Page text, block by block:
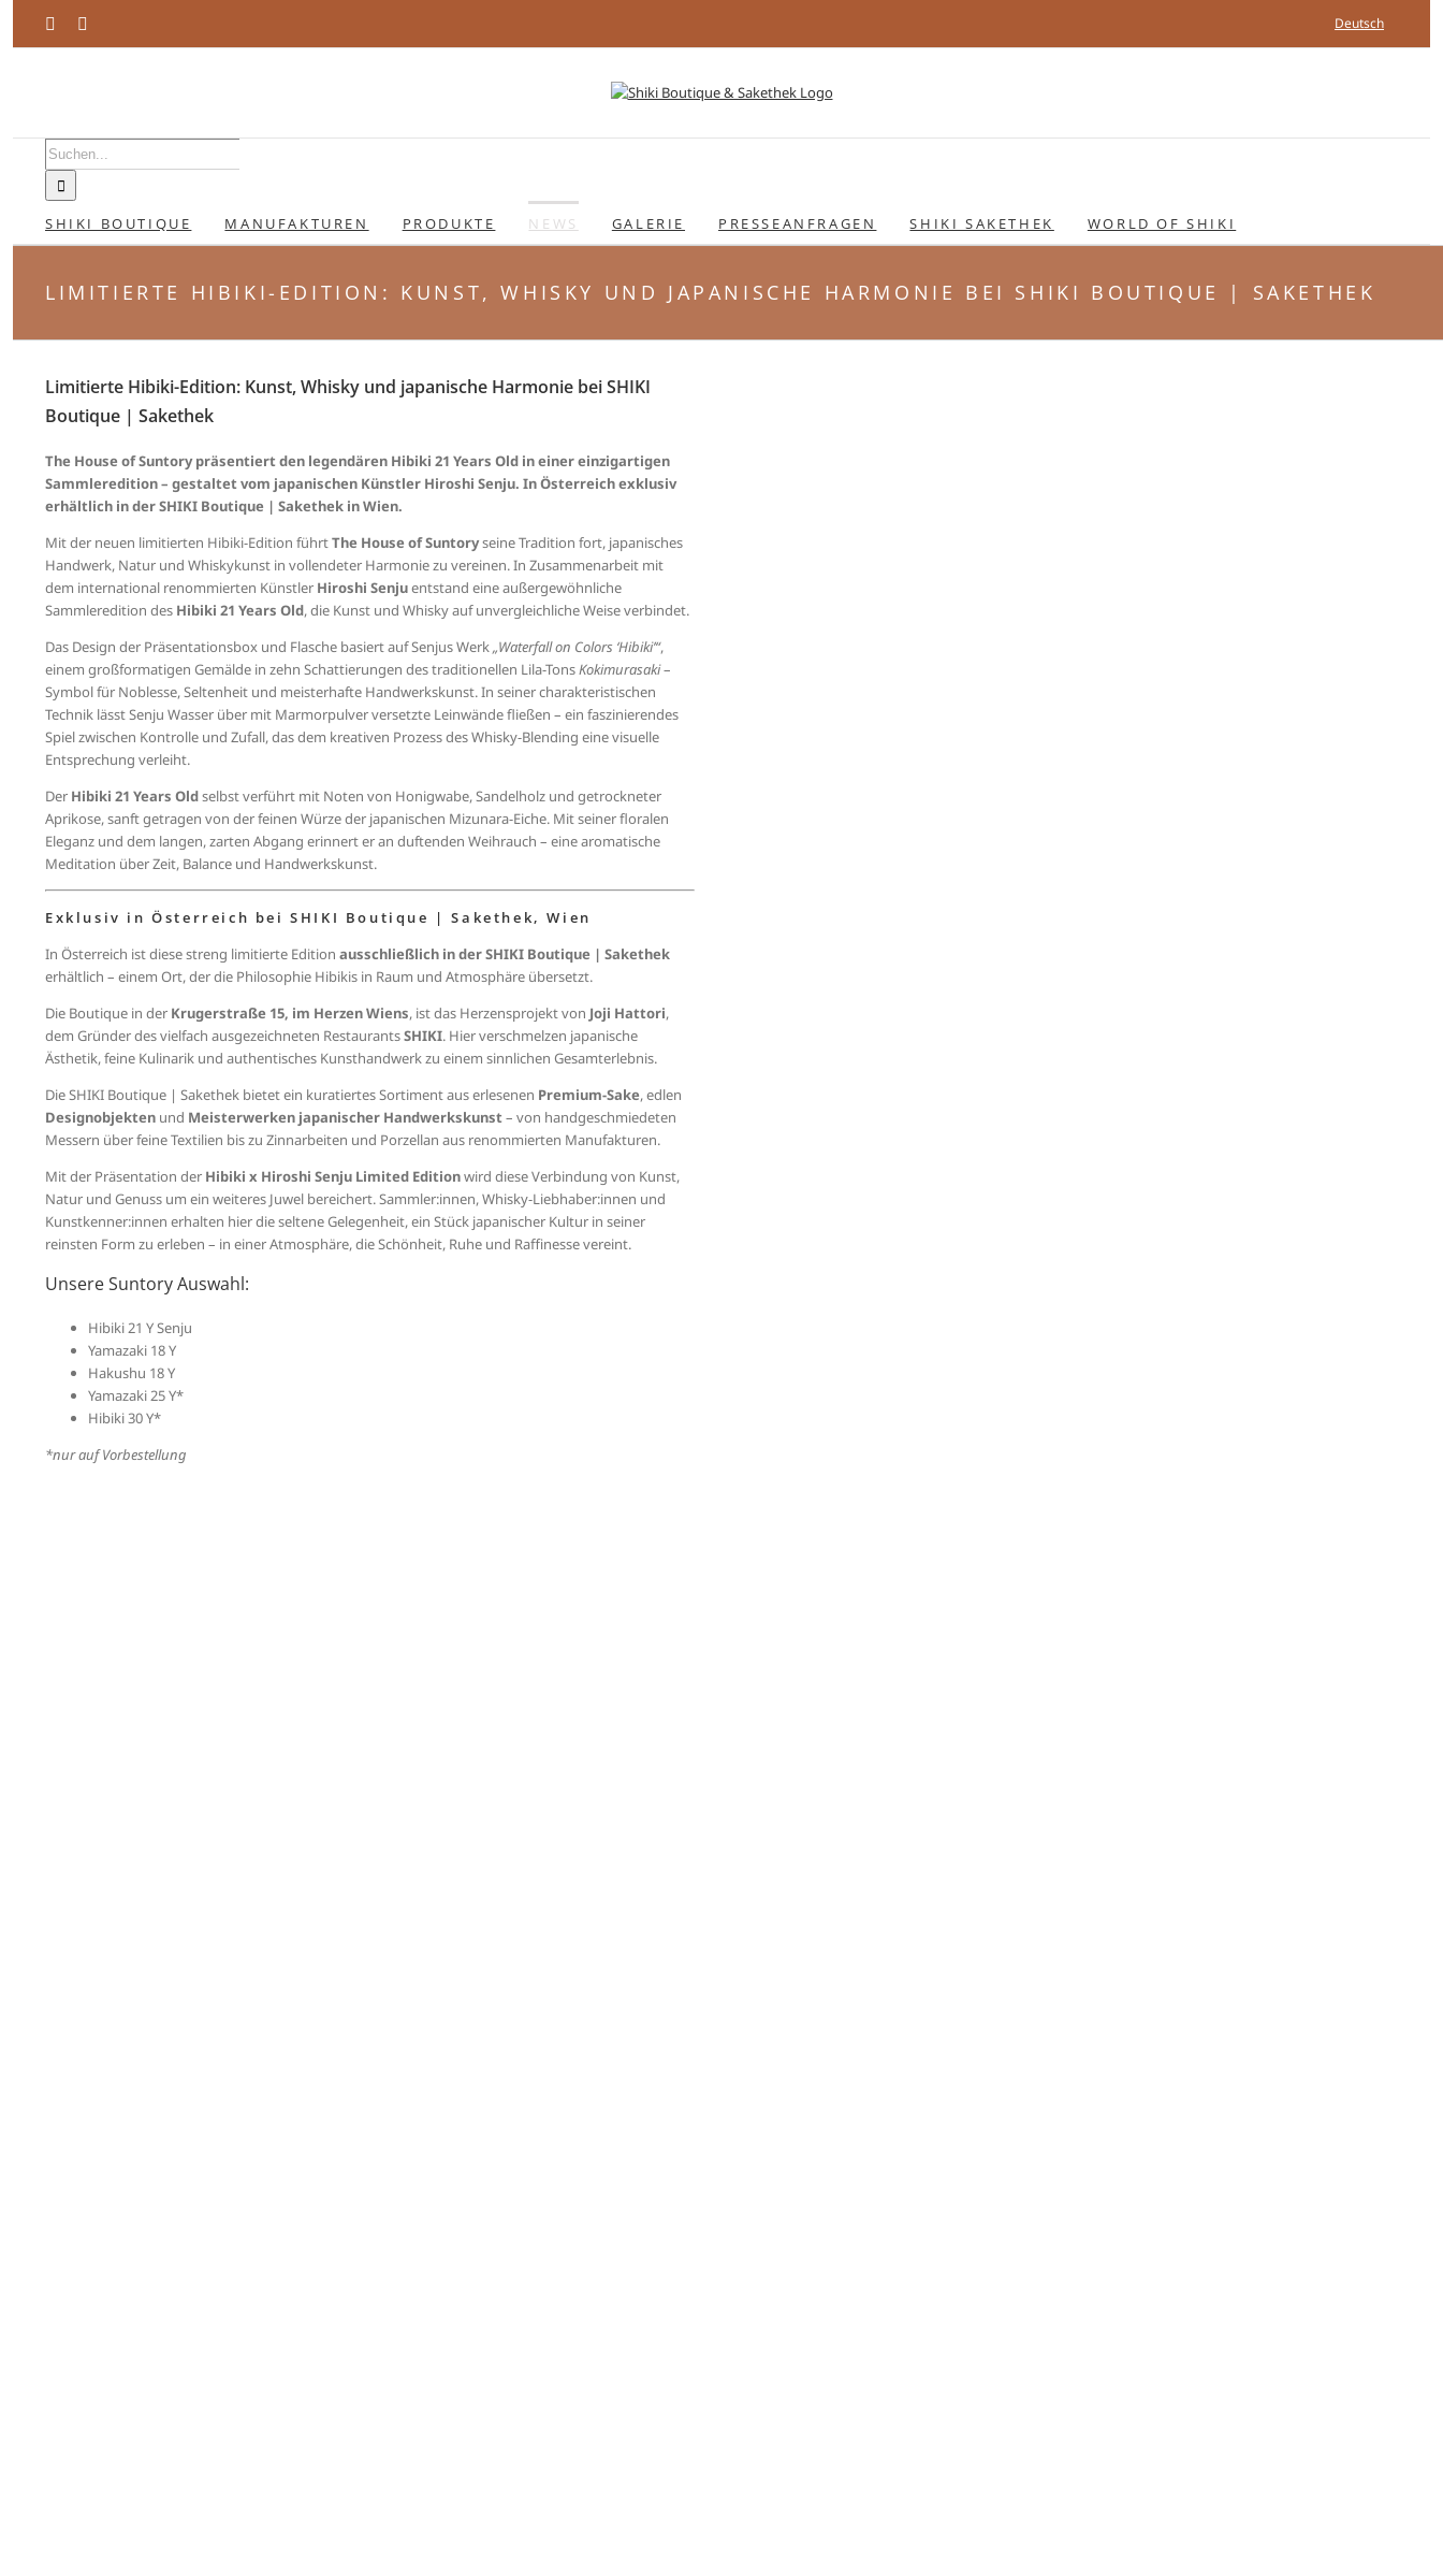
springen
Facebook Deutsch
Suche
nach:
SHIKI BOUTIQUE MANUFAKTUREN PRODUKTE NEWS GALERIE PRESSEANFRAGEN SHIKI SAKETHEK WORLD OF SHIKI
LIMITIERTE HIBIKI-EDITION: KUNST, WHISKY UND JAPANISCHE HARMONIE BEI SHIKI BOUTIQUE | SAKETHEK
Limitierte Hibiki-Edition: Kunst, Whisky und japanische Harmonie bei SHIKI
Boutique | Sakethek
The House of Suntory präsentiert den legendären Hibiki 21 Years Old in einer einzigartigen
Sammleredition – gestaltet vom japanischen Künstler Hiroshi Senju. In Österreich exklusiv
erhältlich in der SHIKI Boutique | Sakethek in Wien.
Mit der neuen limitierten Hibiki-Edition führtThe House of Suntoryseine Tradition fort, japanisches
Handwerk, Natur und Whiskykunst in vollendeter Harmonie zu vereinen. In Zusammenarbeit mit
dem international renommierten Künstler Hiroshi Senjuentstand eine außergewöhnliche
Sammleredition des Hibiki 21 Years Old, die Kunst und Whisky auf unvergleichliche Weise verbindet.
Das Design der Präsentationsbox und Flasche basiert auf Senjus Werk„Waterfall on Colors ‘Hibiki’“,
einem großformatigen Gemälde in zehn Schattierungen des traditionellen Lila-Tons Kokimurasaki–
Symbol für Noblesse, Seltenheit und meisterhafte Handwerkskunst. In seiner charakteristischen
Technik lässt Senju Wasser über mit Marmorpulver versetzte Leinwände fließen – ein faszinierendes
Spiel zwischen Kontrolle und Zufall, das dem kreativen Prozess des Whisky-Blending eine visuelle
Entsprechung verleiht.
Der Hibiki 21 Years Oldselbst verführt mit Noten von Honigwabe, Sandelholz und getrockneter
Aprikose, sanft getragen von der feinen Würze der japanischen Mizunara-Eiche. Mit seiner floralen
Eleganz und dem langen, zarten Abgang erinnert er an duftenden Weihrauch – eine aromatische
Meditation über Zeit, Balance und Handwerkskunst.
Exklusiv in Österreich bei SHIKI Boutique | Sakethek, Wien
In Österreich ist diese streng limitierte Edition ausschließlich in der SHIKI Boutique | Sakethek
erhältlich – einem Ort, der die Philosophie Hibikis in Raum und Atmosphäre übersetzt.
Die Boutique in der Krugerstraße 15, im Herzen Wiens, ist das Herzensprojekt von Joji Hattori,
dem Gründer des vielfach ausgezeichneten RestaurantsSHIKI. Hier verschmelzen japanische
Ästhetik, feine Kulinarik und authentisches Kunsthandwerk zu einem sinnlichen Gesamterlebnis.
Die SHIKI Boutique | Sakethek bietet ein kuratiertes Sortiment aus erlesenen Premium-Sake, edlen
Designobjektenund Meisterwerken japanischer Handwerkskunst – von handgeschmiedeten
Messern über feine Textilien bis zu Zinnarbeiten und Porzellan aus renommierten Manufakturen.
Mit der Präsentation der Hibiki x Hiroshi Senju Limited Editionwird diese Verbindung von Kunst,
Natur und Genuss um ein weiteres Juwel bereichert. Sammler:innen, Whisky-Liebhaber:innen und
Kunstkenner:innen erhalten hier die seltene Gelegenheit, ein Stück japanischer Kultur in seiner
reinsten Form zu erleben – in einer Atmosphäre, die Schönheit, Ruhe und Raffinesse vereint.
Unsere Suntory Auswahl:
Hibiki 21 Y Senju
Yamazaki 18 Y
Hakushu 18 Y
Yamazaki 25 Y*
Hibiki 30 Y*
*nur auf Vorbestellung